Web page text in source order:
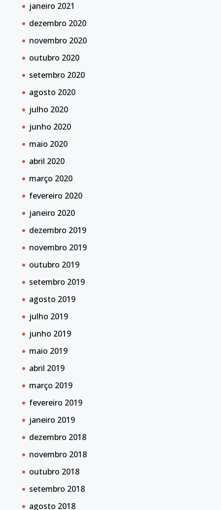
janeiro 2021
dezembro 2020
novembro 2020
outubro 2020
setembro 2020
agosto 2020
julho 2020
junho 2020
maio 2020
abril 2020
março 2020
fevereiro 2020
janeiro 2020
dezembro 2019
novembro 2019
outubro 2019
setembro 2019
agosto 2019
julho 2019
junho 2019
maio 2019
abril 2019
março 2019
fevereiro 2019
janeiro 2019
dezembro 2018
novembro 2018
outubro 2018
setembro 2018
agosto 2018